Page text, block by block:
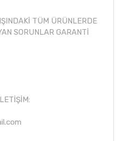
TÜM ÜRÜNLERDE
SORUNLAR GARANTİ